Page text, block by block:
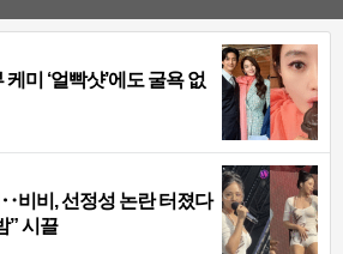
미 ‘얼빡샷’에도 굴욕 없
비비, 선정성 논란 터졌다
” 시끌